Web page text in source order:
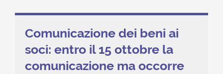
Comunicazione dei beni ai
soci: entro il 15 ottobre la
comunicazione ma occorre